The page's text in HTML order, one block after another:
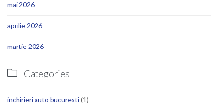
mai 2026
aprilie 2026
martie 2026
 Categories
inchirieri auto bucuresti(1)